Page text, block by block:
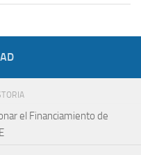
el Financiamiento de